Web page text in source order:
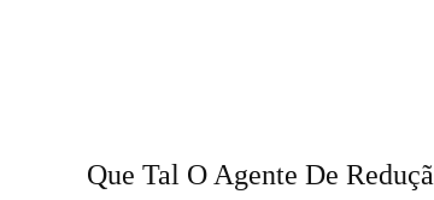
Que Tal O Agente De